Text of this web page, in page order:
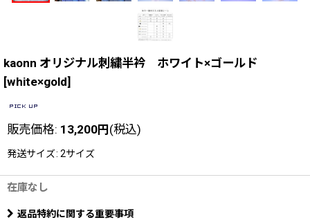
kaonn オリジナル刺繍半衿 ホワイト×ゴールド
[white×gold]
販売価格: 13,200円(税込)
発送サイズ: 2サイズ
在庫なし
返品特約に関する重要事項